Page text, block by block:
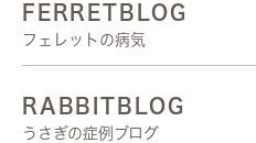
FERRETBLOG
フェレットの病気
RABBITBLOG
うさぎの症例ブログ